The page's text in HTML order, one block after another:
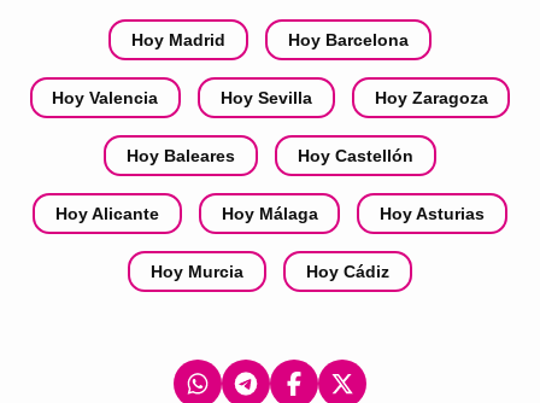
Hoy Madrid Hoy Barcelona
Hoy Valencia Hoy Sevilla Hoy Zaragoza
Hoy Baleares Hoy Castellón
Hoy Alicante Hoy Málaga Hoy Asturias
Hoy Murcia Hoy Cádiz